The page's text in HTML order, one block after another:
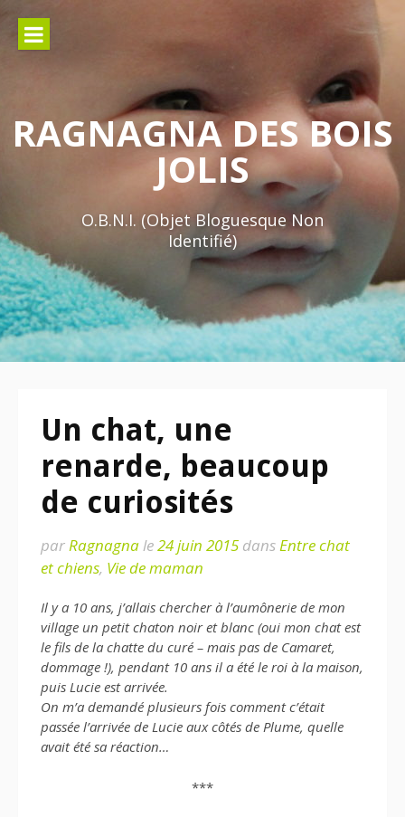
contenu
RAGNAGNA DES BOIS
JOLIS
O.B.N.I. (Objet Bloguesque Non
Identifié)
Un chat, une
renarde, beaucoup
de curiosités
parRagnagnale24 juin 2015 dansEntre chat
et chiens, Vie de maman
Il y a 10 ans, j’allais chercher à l’aumônerie de mon
village un petit chaton noir et blanc (oui mon chat est
le fils de la chatte du curé – mais pas de Camaret,
dommage !), pendant 10 ans il a été le roi à la maison,
puis Lucie est arrivée.
On m’a demandé plusieurs fois comment c’était
passée l’arrivée de Lucie aux côtés de Plume, quelle
avait été sa réaction…
***